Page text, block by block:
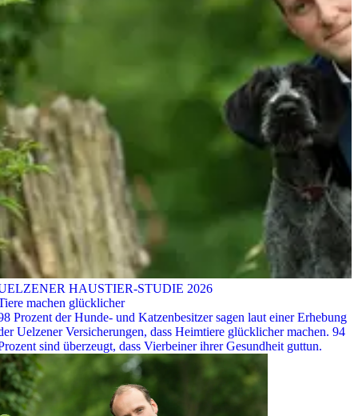
HAUSTIER-STUDIE 2026
machen glücklicher
Prozent der Hunde- und Katzenbesitzer sagen laut einer Erhebung
Uelzener Versicherungen, dass Heimtiere glücklicher machen. 94
sind überzeugt, dass Vierbeiner ihrer Gesundheit guttun.